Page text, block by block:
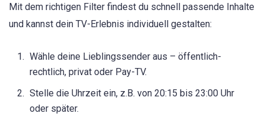
Mit dem richtigen Filter findest du schnell passende Inhalte
und kannst dein TV-Erlebnis individuell gestalten:
Wähle deine Lieblingssender aus – öffentlich-
rechtlich, privat oder Pay-TV.
Stelle die Uhrzeit ein, z.B. von 20:15 bis 23:00 Uhr
oder später.